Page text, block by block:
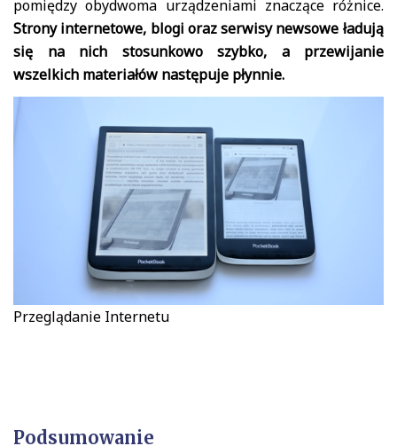
pomiędzy obydwoma urządzeniami znaczące różnice.
Strony internetowe, blogi oraz serwisy newsowe ładują
się na nich stosunkowo szybko, a przewijanie
wszelkich materiałów następuje płynnie.
Przeglądanie Internetu
Podsumowanie